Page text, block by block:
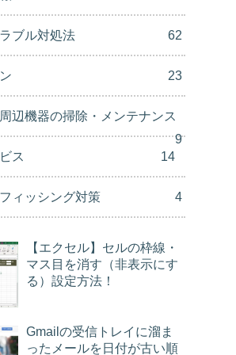
ブル対処法 62
23
辺機器の掃除・メンテナンス
9
ス
14
ィッシング対策 4
【エクセル】セルの枠線・
マス目を消す（非表示にす
る）設定方法！
Gmailの受信トレイに溜ま
ったメールを日付が古い順